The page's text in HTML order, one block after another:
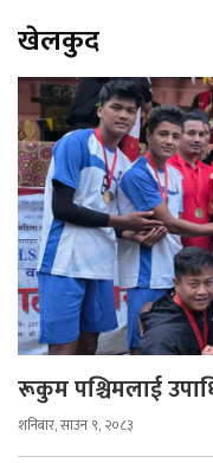
खेलकुद
रूकुम पश्चिमलाई
शनिबार, साउन ९, २०८३